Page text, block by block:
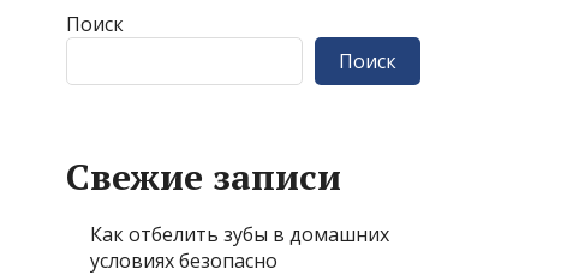
Поиск
Поиск
Свежие записи
Как отбелить зубы в домашних
условиях безопасно